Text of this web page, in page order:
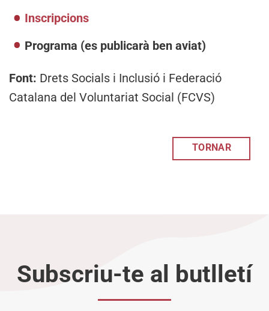
Inscripcions
Programa (es publicarà ben aviat)
Font: Drets Socials i Inclusió i Federació
Catalana del Voluntariat Social (FCVS)
TORNAR
Subscriu-te al butlletí